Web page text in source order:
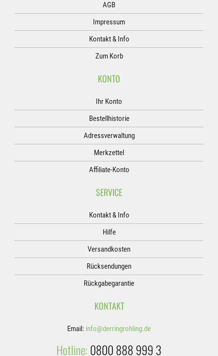
AGB
Impressum
Kontakt & Info
Zum Korb
KONTO
Ihr Konto
Bestellhistorie
Adressverwaltung
Merkzettel
Affiliate-Konto
SERVICE
Kontakt & Info
Hilfe
Versandkosten
Rücksendungen
Rückgabegarantie
KONTAKT
Email: info@derringrohling.de
Hotline:0800 888 999 3